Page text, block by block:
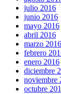
julio 2016
junio 2016
mayo 2016
abril 2016
marzo 2016
febrero
enero 2016
diciembre
noviembre
octubre